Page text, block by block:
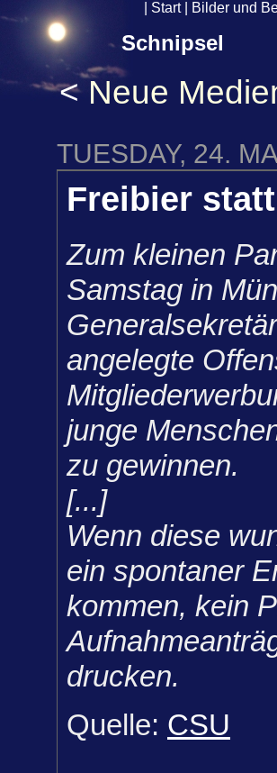
Start| Bilder und
Schnipsel
< Neue
TUESDAY, 24.
Freibier
Zum kleinen
Samstag in
angelegte
junge
zu gewinnen.
[...]
Wenn diese
ein spontaner
kommen, kein
drucken.
Quelle: CSU